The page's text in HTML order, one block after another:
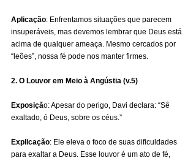
Aplicação: Enfrentamos situações que parecem
insuperáveis, mas devemos lembrar que Deus está
acima de qualquer ameaça. Mesmo cercados por
“leões”, nossa fé pode nos manter firmes.
2. O Louvor em Meio à Angústia (v.5)
Exposição: Apesar do perigo, Davi declara: “Sê
exaltado, ó Deus, sobre os céus.”
Explicação: Ele eleva o foco de suas dificuldades
para exaltar a Deus. Esse louvor é um ato de fé,